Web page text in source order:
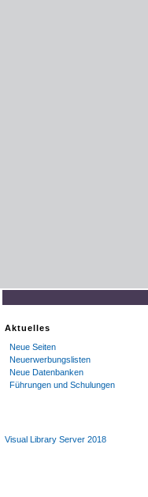
Aktuelles
Neue Seiten
Neuerwerbungslisten
Neue Datenbanken
Führungen und Schulungen
Visual Library Server 2018